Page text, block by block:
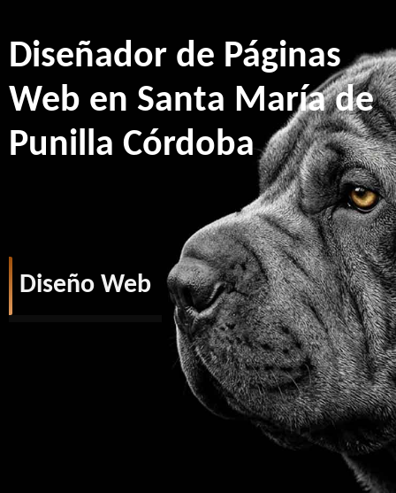
Diseñador de Páginas
Web en Santa María de
Punilla Córdoba
Diseño Web